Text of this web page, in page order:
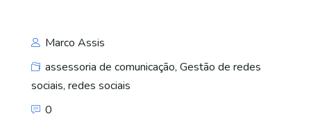
Marco Assis
assessoria de comunicação, Gestão de redes
sociais, redes sociais
0